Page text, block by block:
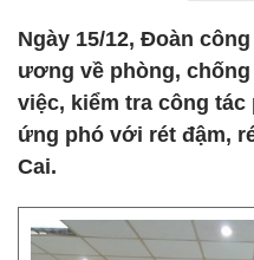
Ngày 15/12, Đoàn
ương về phòng,
việc, kiểm tra công
ứng phó với rét đậm,
Cai.